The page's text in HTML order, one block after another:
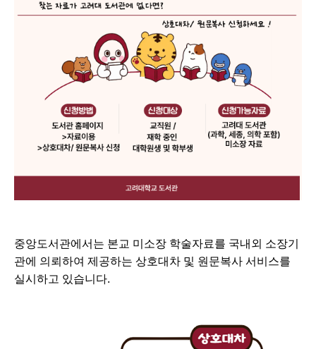
중앙도서관에서는 본교 미소장 학술자료를 국내외 소장기
관에 의뢰하여 제공하는 상호대차 및 원문복사 서비스를
실시하고 있습니다.